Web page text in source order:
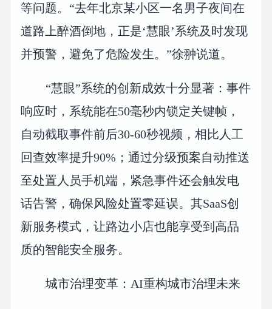
等问题。“去年北京某小区一名男子夜间在
道路上醉酒倒地，正是‘慧眼’系统及时发现
并预警，避免了危险发生。”徐翀说道。
“慧眼”系统的创新成效十分显著：事件
响应时，系统能在50毫秒内锁定关键帧，
自动截取事件前后30-60秒视频，相比人工
回查效率提升90%；通过分级预案自动推送
至处置人员手机端，紧急事件还会触发电
话告警，确保风险处置零延误。其SaaS创
新服务模式，让路边小店也能享受到高品
质的智能安全服务。
城市治理变革：AI重构城市治理未来